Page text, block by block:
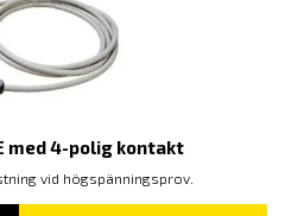
med 4-polig kontakt
vid högspänningsprov.